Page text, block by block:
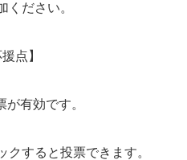
ください。
点】
有効です。
すると投票できます。